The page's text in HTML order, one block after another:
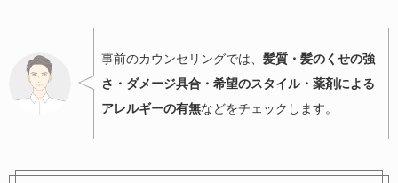
事前のカウンセリングでは、 髪質・髪のくせの強
さ・ダメージ具合・希望のスタイル・薬剤による
アレルギーの有無などをチェックします。